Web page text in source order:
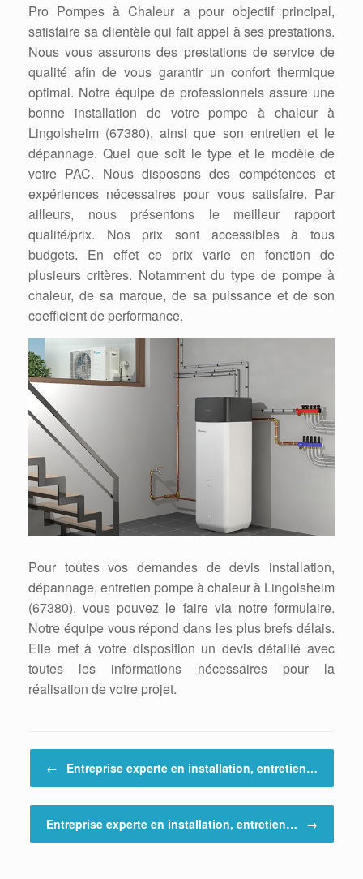
Pro Pompes à Chaleur a pour objectif principal,
satisfaire sa clientèle qui fait appel à ses prestations.
Nous vous assurons des prestations de service de
qualité afin de vous garantir un confort thermique
optimal. Notre équipe de professionnels assure une
bonne installation de votre pompe à chaleur à
Lingolsheim (67380), ainsi que son entretien et le
dépannage. Quel que soit le type et le modèle de
votre PAC. Nous disposons des compétences et
expériences nécessaires pour vous satisfaire. Par
ailleurs, nous présentons le meilleur rapport
qualité/prix. Nos prix sont accessibles à tous
budgets. En effet ce prix varie en fonction de
plusieurs critères. Notamment du type de pompe à
chaleur, de sa marque, de sa puissance et de son
coefficient de performance.
Pour toutes vos demandes de devis installation,
dépannage, entretien pompe à chaleur à Lingolsheim
(67380), vous pouvez le faire via notre formulaire.
Notre équipe vous répond dans les plus brefs délais.
Elle met à votre disposition un devis détaillé avec
toutes les informations nécessaires pour la
réalisation de votre projet.
← Entreprise experte en installation, entretien…
Entreprise experte en installation, entretien… →